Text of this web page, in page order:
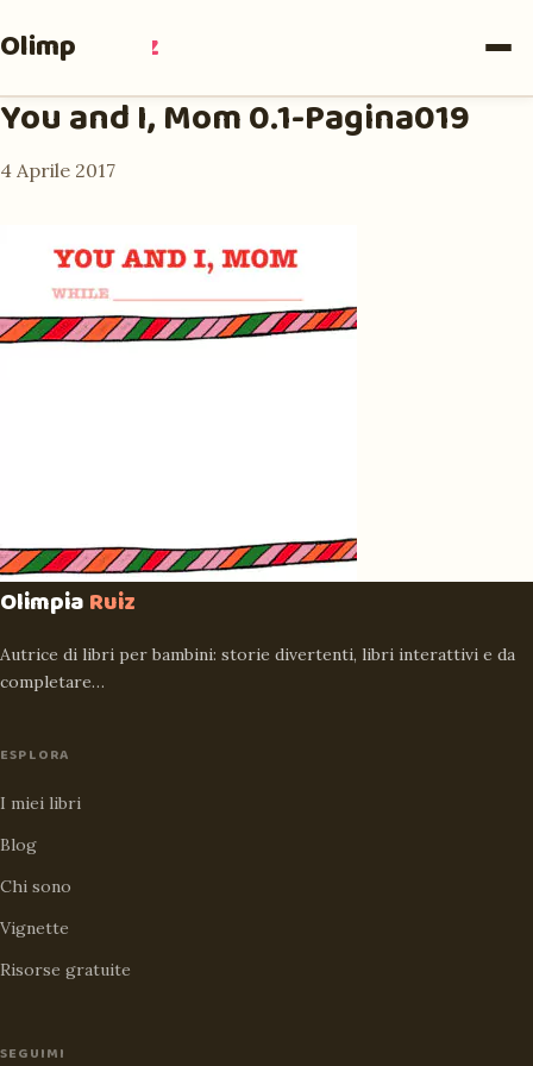
Olimpia Ruiz
You and I, Mom 0.1-Pagina019
4 Aprile 2017
OlimpiaRuiz
Autrice di libri per bambini: storie divertenti, libri interattivi e da
completare…
ESPLORA
I miei libri
Blog
Chi sono
Vignette
Risorse gratuite
SEGUIMI